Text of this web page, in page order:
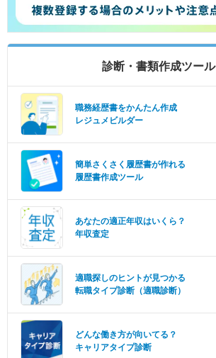
診断・書類作成ツール
職務経歴書をかんたん作成
レジュメビルダー
簡単さくさく履歴書が作れる
履歴書作成ツール
あなたの適正年収はいくら？
年収査定
適職探しのヒントが見つかる
転職タイプ診断（適職診断）
どんな働き方が向いてる？
キャリアタイプ診断